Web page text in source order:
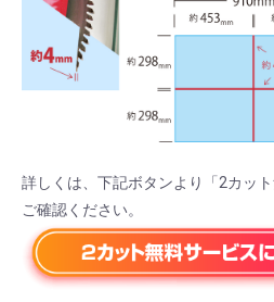
詳しくは、下記ボタンより「2カッ
ご確認ください。